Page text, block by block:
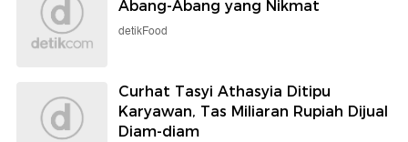
Abang-Abang yang Nikmat
detikFood
Curhat Tasyi Athasyia Ditipu
Karyawan, Tas Miliaran Rupiah Dijual
Diam-diam